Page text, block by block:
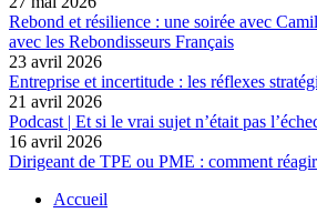
Rebond et résilience : une soirée avec
avec les Rebondisseurs Français
23 avril 2026
Entreprise et incertitude : les réflexes
21 avril 2026
Podcast | Et si le vrai sujet n’était pas
16 avril 2026
Dirigeant de TPE ou PME : comment
Accueil